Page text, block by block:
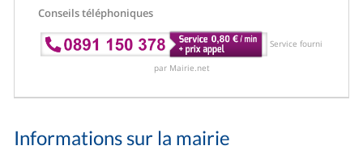
Conseils téléphoniques
Service fourni
par Mairie.net
Informations sur la mairie